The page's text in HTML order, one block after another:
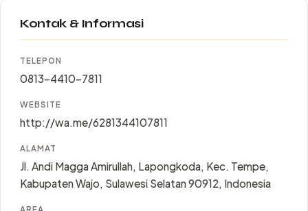
Kontak & Informasi
TELEPON
0813-4410-7811
WEBSITE
http://wa.me/6281344107811
ALAMAT
Jl. Andi Magga Amirullah, Lapongkoda, Kec. Tempe,
Kabupaten Wajo, Sulawesi Selatan 90912, Indonesia